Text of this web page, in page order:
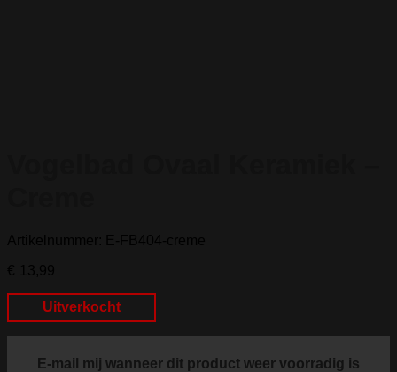
Uitverkocht
E-mail mij wanneer dit product weer voorradig is